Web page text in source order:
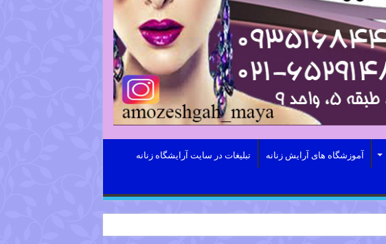
آموزشگاه های آرایش زنانه تبلیغات در سایت آرایشگاه زنانه